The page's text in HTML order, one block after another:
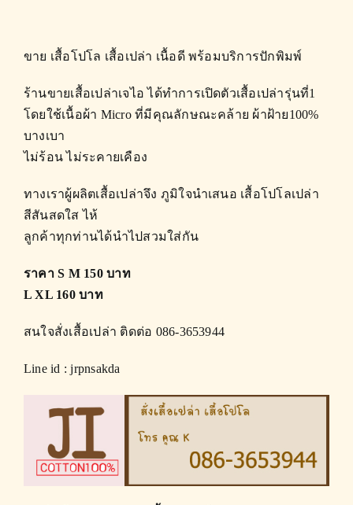
ขาย เสื้อโปโล เสื้อเปล่า เนื้อดี พร้อมบริการปักพิมพ์
ร้านขายเสื้อเปล่าเจไอ ได้ทำการเปิดตัวเสื้อเปล่ารุ่นที่1
โดยใช้เนื้อผ้า Micro ที่มีคุณลักษณะคล้าย ผ้าฝ้าย100%
บางเบา
ไม่ร้อน ไม่ระคายเคือง
ทางเราผู้ผลิตเสื้อเปล่าจึง ภูมิใจนำเสนอ เสื้อโปโลเปล่า
สีสันสดใส ไห้
ลูกค้าทุกท่านได้นำไปสวมใส่กัน
ราคา S M 150 บาท
L XL 160 บาท
สนใจสั่งเสื้อเปล่า ติดต่อ 086-3653944
Line id : jrpnsakda